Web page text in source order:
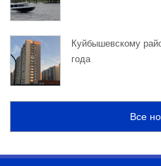
Куйбышевскому
года
Все